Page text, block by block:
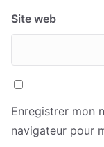
Site web
Enregistrer mon
navigateur pour